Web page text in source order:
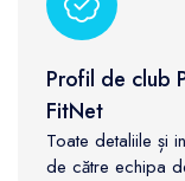
Profil de club
FitNet
Toate detaliile și
de către echipa